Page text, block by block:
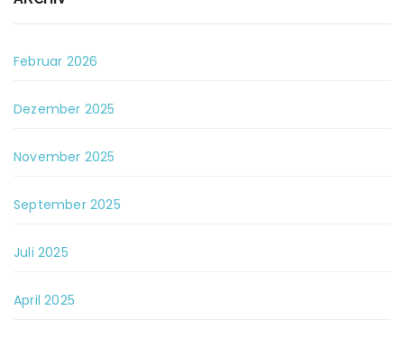
Februar 2026
Dezember 2025
November 2025
September 2025
Juli 2025
April 2025